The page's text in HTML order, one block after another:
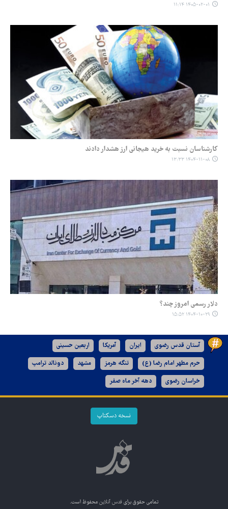
۱۴۰۵-۰۲-۰۱ ۱۱:۱۴
کارشناسان نسبت به خرید هیجانی ارز هشدار دادند
۱۴۰۴-۱۱-۰۸ ۱۳:۳۳
دلار رسمی امروز چند؟
۱۴۰۴-۱۰-۲۹ ۱۵:۵۲
آستان قدس رضوی ایران آمریکا اربعین حسینی
حرم مطهر امام رضا (ع) تنگه هرمز مشهد دونالد ترامپ
خراسان رضوی دهه آخر ماه صفر
نسخه دسکتاپ
تمامی حقوق برای قدس آنلاین محفوظ است.